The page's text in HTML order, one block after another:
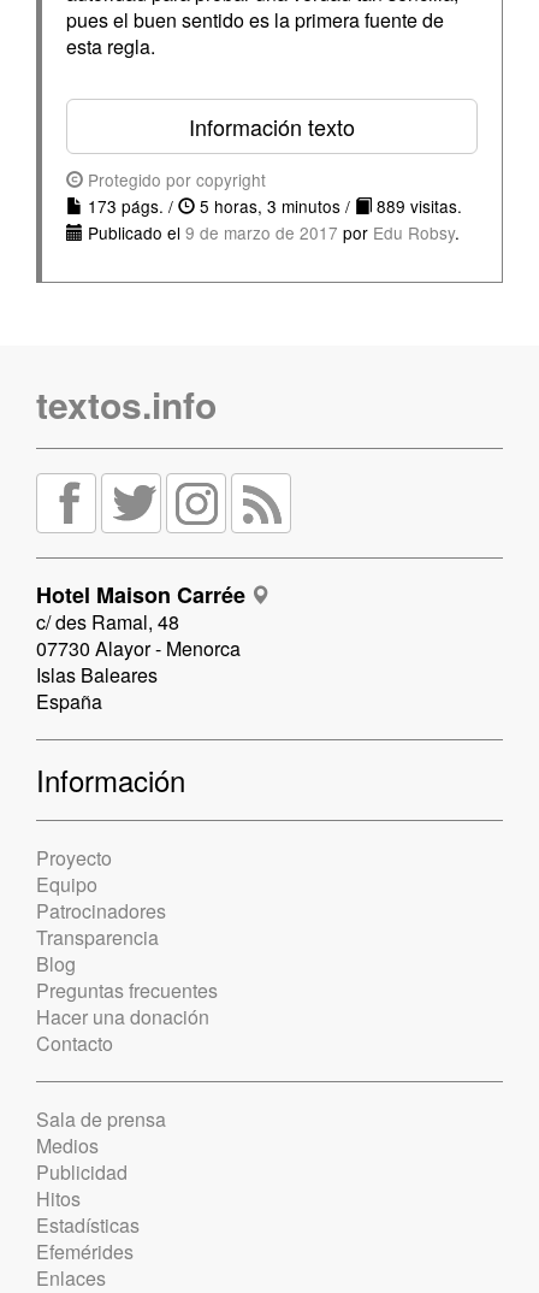
pues el buen sentido es la primera fuente de
esta regla.
Información texto
Protegido por copyright
173 págs. /
5 horas, 3 minutos /
889 visitas.
Publicado el 9 de marzo de 2017 por Edu Robsy.
textos.info
Hotel Maison Carrée
c/ des Ramal, 48
07730 Alayor - Menorca
Islas Baleares
España
Información
Proyecto
Equipo
Patrocinadores
Transparencia
Blog
Preguntas frecuentes
Hacer una donación
Contacto
Sala de prensa
Medios
Publicidad
Hitos
Estadísticas
Efemérides
Enlaces